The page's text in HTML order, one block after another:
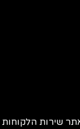
שירות הלקוחות